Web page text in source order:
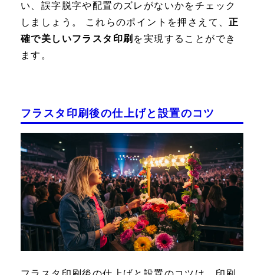
い、誤字脱字や配置のズレがないかをチェック
しましょう。 これらのポイントを押さえて、 正
確で美しいフラスタ印刷 を実現することができ
ます。
フラスタ印刷後の仕上げと設置のコツ